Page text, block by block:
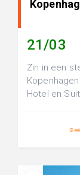
21/03
Zin in een
Hotel en